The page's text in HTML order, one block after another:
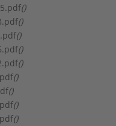
°C
inlaatzijde:
uitlaatzijde:
()
()
()
()
()
()
()
()
()